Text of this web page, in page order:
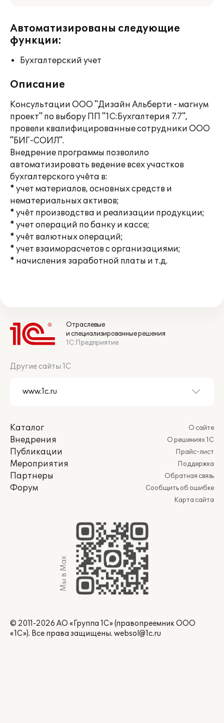
Автоматизированы следующие
функции:
Бухгалтерский учет
Описание
Консультации ООО "Дизайн Альберти - магнум
проект" по выбору ПП "1С:Бухгалтерия 7.7",
провели квалифицированные сотрудники ООО
"БИГ-СОИЛ".
Внедрение программы позволило
автоматизировать ведение всех участков
бухгалтерского учёта в:
* учет материалов, основных средств и
нематериальных активов;
* учёт производства и реализации продукции;
* учет операций по банку и кассе;
* учёт валютных операций;
* учет взаиморасчетов с организациями;
* начисления заработной платы и т.д.
Отраслевые
и специализированные решения
1С:Предприятие
Другие сайты 1С
Каталог
Внедрения
Публикации
Мероприятия
Партнеры
Форум
О сайте
О решениях 1С
Прайс-лист
Поддержка
Обратная связь
Сообщить об ошибке
Карта сайта
Мы в Max
© 2011-2026 АО «Группа 1С» (правопреемник ООО
«1С»). Все права защищены. websol@1c.ru